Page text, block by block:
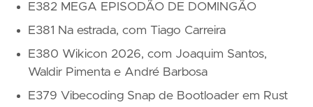
E382 MEGA EPISODÃO DE DOMINGÃO
E381 Na estrada, com Tiago Carreira
E380 Wikicon 2026, com Joaquim Santos,
Waldir Pimenta e André Barbosa
E379 Vibecoding Snap de Bootloader em Rust